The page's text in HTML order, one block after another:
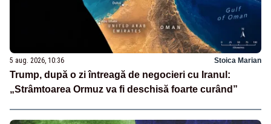
5 aug. 2026, 10:36 Stoica Marian
Trump, după o zi întreagă de negocieri cu Iranul:
„Strâmtoarea Ormuz va fi deschisă foarte curând”